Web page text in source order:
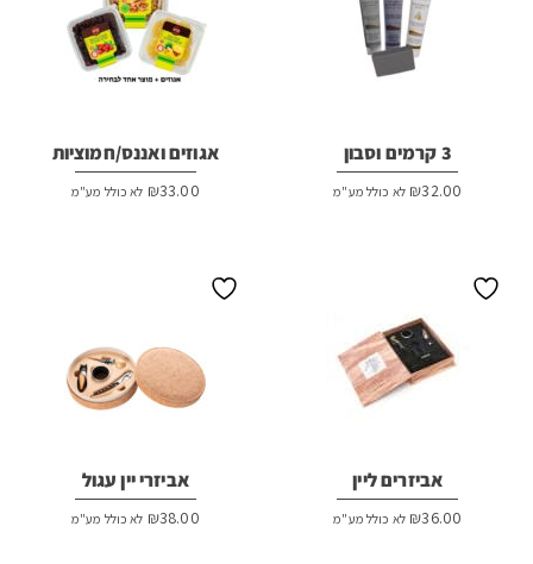
3 קרמים וסבון
₪32.00 לא כולל מע"מ
אגוזים ואננס/חמוציות
₪33.00 לא כולל מע"מ
אביזרים ליין
₪36.00 לא כולל מע"מ
אביזרי יין עגול
₪38.00 לא כולל מע"מ